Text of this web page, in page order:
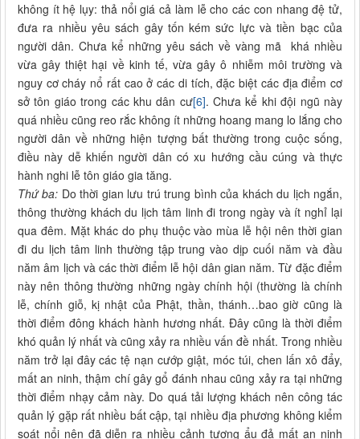
không ít hệ lụy: thả nổi giá cả làm lễ cho các con nhang đệ tử,
đưa ra nhiều yêu sách gây tốn kém sức lực và tiền bạc của
người dân. Chưa kể những yêu sách về vàng mã khá nhiều
vừa gây thiệt hại về kinh tế, vừa gây ô nhiễm môi trường và
nguy cơ cháy nổ rất cao ở các di tích, đặc biệt các địa điểm cơ
sở tôn giáo trong các khu dân cư[6]. Chưa kể khi đội ngũ này
quá nhiều cũng reo rắc không ít những hoang mang lo lắng cho
người dân về những hiện tượng bất thường trong cuộc sống,
điều này dễ khiến người dân có xu hướng cầu cúng và thực
hành nghi lễ tôn giáo gia tăng.
Thứ ba: Do thời gian lưu trú trung bình của khách du lịch ngắn,
thông thường khách du lịch tâm linh đi trong ngày và ít nghỉ lại
qua đêm. Mặt khác do phụ thuộc vào mùa lễ hội nên thời gian
đi du lịch tâm linh thường tập trung vào dịp cuối năm và đầu
năm âm lịch và các thời điểm lễ hội dân gian năm. Từ đặc điểm
này nên thông thường những ngày chính hội (thường là chính
lễ, chính giỗ, kị nhật của Phật, thần, thánh…bao giờ cũng là
thời điểm đông khách hành hương nhất. Đây cũng là thời điểm
khó quản lý nhất và cũng xảy ra nhiều vấn đề nhất. Trong nhiều
năm trở lại đây các tệ nạn cướp giật, móc túi, chen lấn xô đẩy,
mất an ninh, thậm chí gây gổ đánh nhau cũng xảy ra tại những
thời điểm nhạy cảm này. Do quá tải lượng khách nên công tác
quản lý gặp rất nhiều bất cập, tại nhiều địa phương không kiểm
soát nổi nên đã diễn ra nhiều cảnh tượng ẩu đả mất an ninh